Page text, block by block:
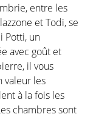
entre les
et Todi, se
Potti, un
avec goût et
il vous
valeur les
à la fois les
chambres sont